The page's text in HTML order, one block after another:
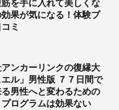
を手に入れて美しくな
果が気になる！体験ブ
ミ
ンカーリンクの復縁大
ル」男性版 ７７日間で
男性へと変わるための
ログラムは効果ない